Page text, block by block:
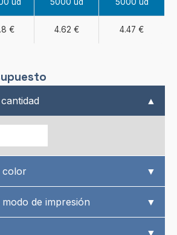
€ 4.62 € 4.47 €
▲
color ▼
de impresión ▼
▼